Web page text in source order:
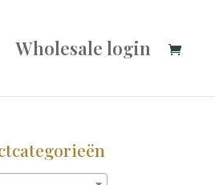
Wholesale login